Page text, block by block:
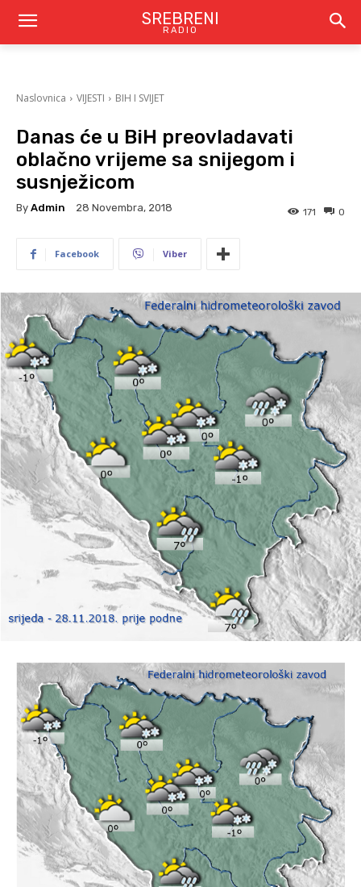
SREBRENI
RADIO
Naslovnica VIJESTI BIH I SVIJET
Danas će u BiH preovladavati
oblačno vrijeme sa snijegom i
susnježicom
By Admin 28 Novembra, 2018 0
171
Facebook Viber